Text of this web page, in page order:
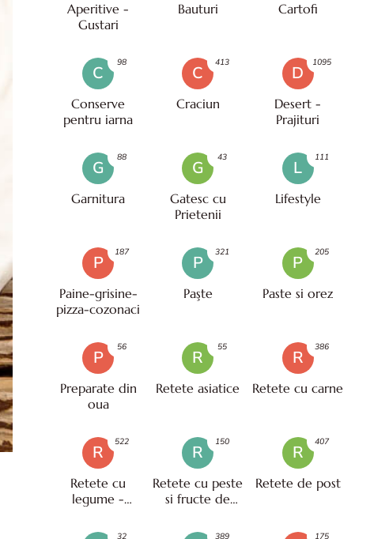
Aperitive -
Gustari
Bauturi Cartofi
C
Conserve
pentru iarna
98
C
Craciun
413
D
Desert -
Prajituri
1095
G
Garnitura
88
G
Gatesc cu
Prietenii
43
L
Lifestyle
111
P
Paine-grisine-
pizza-cozonaci
187
P
Paşte
321
P
Paste si orez
205
P
Preparate din
oua
56
R
Retete asiatice
55
R
Retete cu carne
386
R
Retete cu
legume -
522
R
Retete cu peste
si fructe de
150
R
Retete de post
407
32 389 175